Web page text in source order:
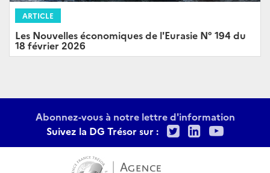
ARTICLE
Les Nouvelles économiques de l'Eurasie N° 194 du
18 février 2026
Abonnez-vous à notre lettre d'information
Suivez la DG Trésor sur :
TwitterLinkedIn